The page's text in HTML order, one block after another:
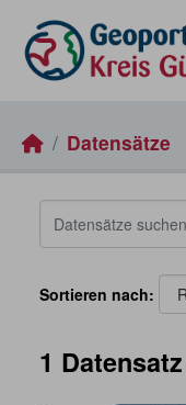
Datensätze
Sortieren nach
1